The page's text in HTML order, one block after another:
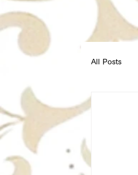
All Posts
スクー